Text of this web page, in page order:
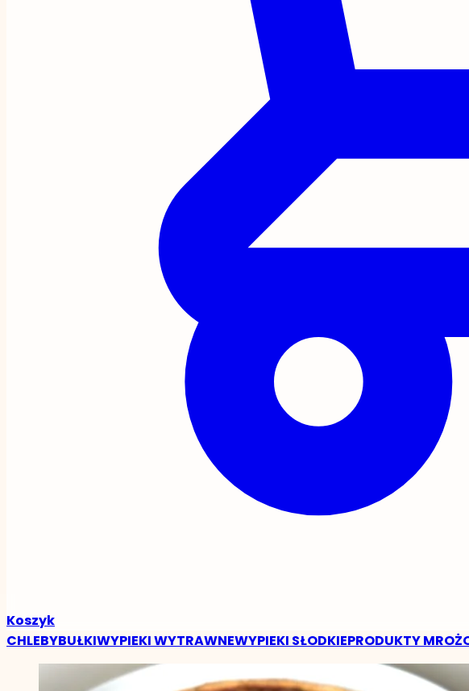
Koszyk
CHLEBYBUŁKIWYPIEKI WYTRAWNEWYPIEKI SŁODKIEPRODUKTY